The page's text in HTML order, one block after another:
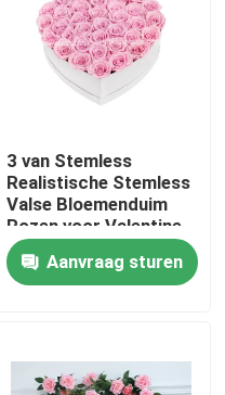
3 van Stemless
Realistische Stemless
Valse Bloemenduim
Rozen voor Valentine
Weddings Decor
Aanvraag sturen